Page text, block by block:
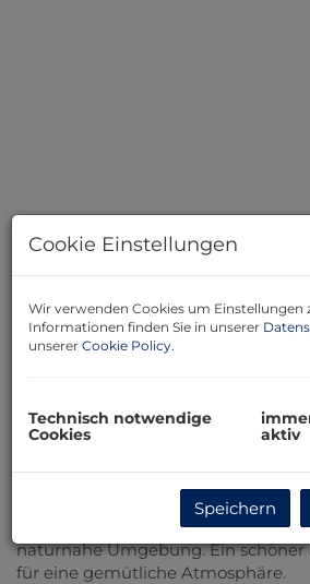
Beschreibung
Dieses sanierungsbedürftige Haus
die Möglichkeit, sich ein Zuhause
eigenen Vorstellungen zu schaffen.
gemütliches Wochenendhaus oder
Das Haus liegt in ruhiger Hanglage
m² großen Grundstück und bietet
naturnahe Umgebung. Ein schöner
für eine gemütliche Atmosphäre.
Cookie Einstellungen
Wir verwenden Cookies um Einstellungen
Informationen finden Sie in unserer
unserer Cookie Policy.
Technisch notwendige
Cookies
aktiv
Speichern